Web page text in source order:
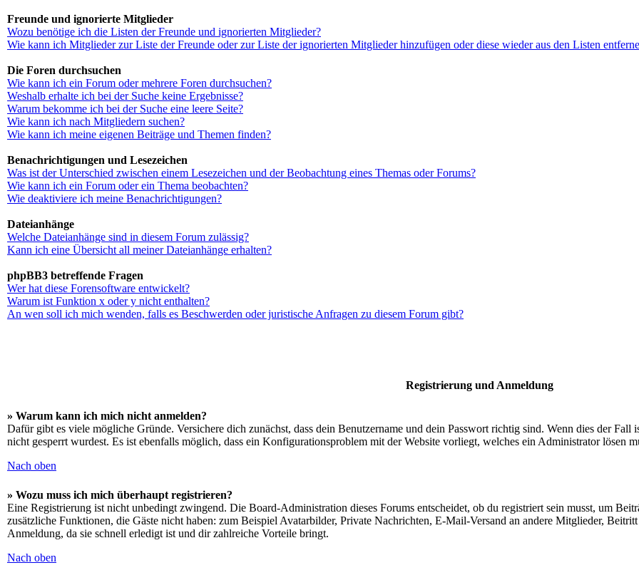
Freunde und ignorierte Mitglieder
Wozu benötige ich die Listen der Freunde und ignorierten Mitglieder?
Wie kann ich Mitglieder zur Liste der Freunde oder zur Liste der ignorierten Mitglieder hinzufügen oder diese wieder aus den Listen
Die Foren durchsuchen
Wie kann ich ein Forum oder mehrere Foren durchsuchen?
Weshalb erhalte ich bei der Suche keine Ergebnisse?
Warum bekomme ich bei der Suche eine leere Seite?
Wie kann ich nach Mitgliedern suchen?
Wie kann ich meine eigenen Beiträge und Themen finden?
Benachrichtigungen und Lesezeichen
Was ist der Unterschied zwischen einem Lesezeichen und der Beobachtung eines Themas oder Forums?
Wie kann ich ein Forum oder ein Thema beobachten?
Wie deaktiviere ich meine Benachrichtigungen?
Dateianhänge
Welche Dateianhänge sind in diesem Forum zulässig?
Kann ich eine Übersicht all meiner Dateianhänge erhalten?
phpBB3 betreffende Fragen
Wer hat diese Forensoftware entwickelt?
Warum ist Funktion x oder y nicht enthalten?
An wen soll ich mich wenden, falls es Beschwerden oder juristische Anfragen zu diesem Forum gibt?
Registrierung und Anmeldung
» Warum kann ich mich nicht anmelden?
Dafür gibt es viele mögliche Gründe. Versichere dich zunächst, dass dein Benutzername und dein Passwort richtig sind. Wenn dies der
nicht gesperrt wurdest. Es ist ebenfalls möglich, dass ein Konfigurationsproblem mit der Website vorliegt, welches ein Administrator lösen
Nach oben
» Wozu muss ich mich überhaupt registrieren?
Eine Registrierung ist nicht unbedingt zwingend. Die Board-Administration dieses Forums entscheidet, ob du registriert sein musst, um
zusätzliche Funktionen, die Gäste nicht haben: zum Beispiel Avatarbilder, Private Nachrichten, E-Mail-Versand an andere Mitglieder,
Anmeldung, da sie schnell erledigt ist und dir zahlreiche Vorteile bringt.
Nach oben